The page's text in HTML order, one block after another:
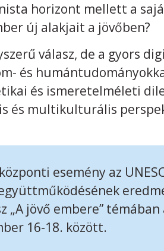
horizont mellett a
új alakjait a jövőben?
válasz, de a gyors
és
és ismeretelméleti
és multikulturális
esemény az
jövő embere” témában
16-18. között.